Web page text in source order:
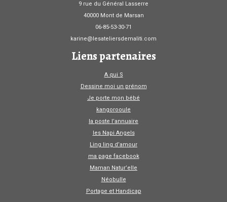
9 rue du Général Lasserre
40000 Mont de Marsan
06-85-53-30-71
karine@lesateliersdemaliti.com
Liens partenaires
A qui S
Dessine moi un prénom
Je porte mon bébé
kangorooule
la poste l’annuaire
les Napi Angels
Ling ling d’amour
ma page facebook
Maman Natur’elle
Néobulle
Portage et Handicap